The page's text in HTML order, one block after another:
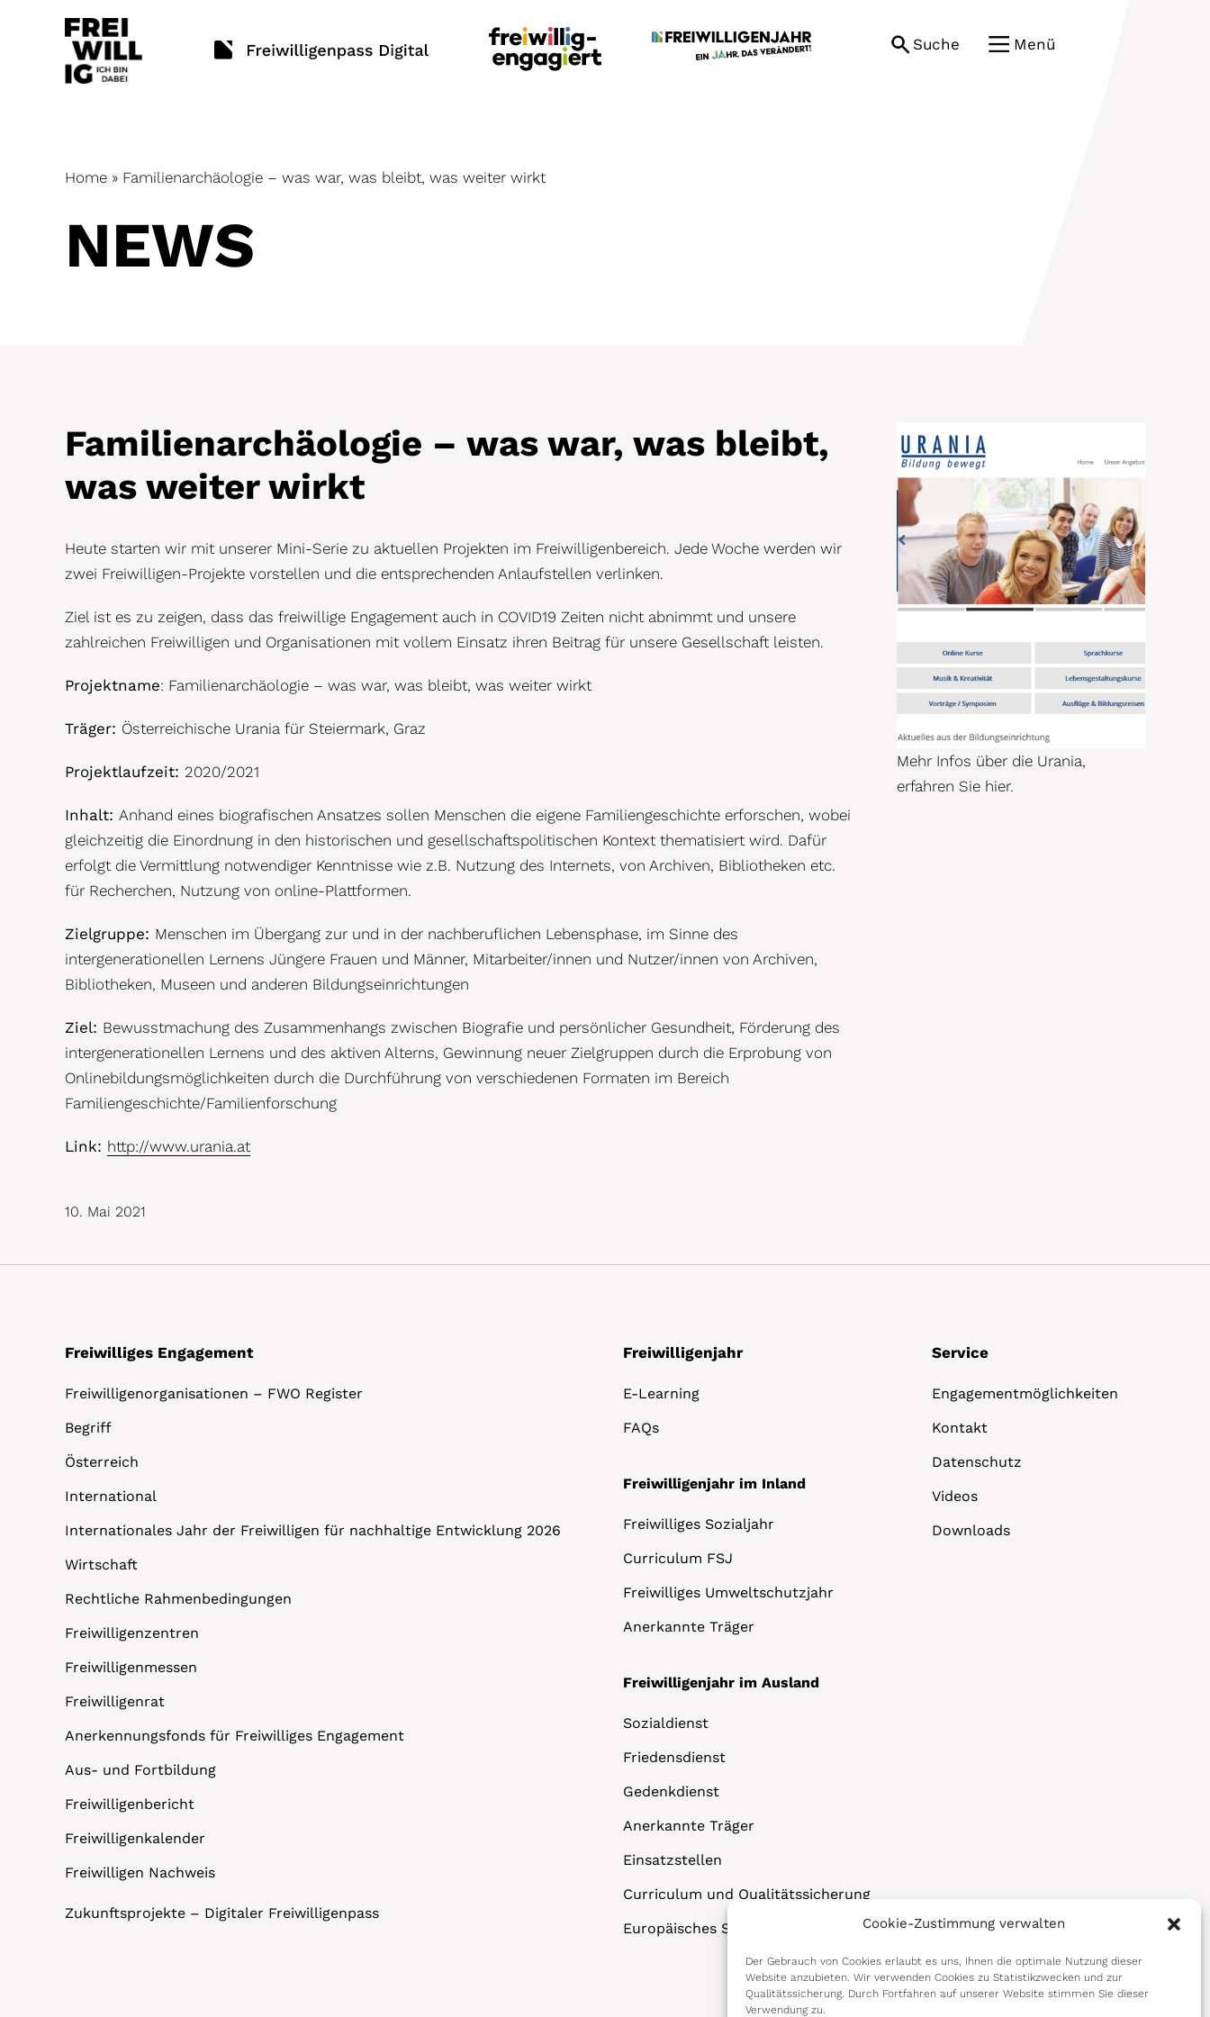
Cookie-Zustimmung verwalten
Der Gebrauch von Cookies erlaubt es uns, Ihnen die optimale Nutzung dieser
Website anzubieten. Wir verwenden Cookies zu Statistikzwecken und zur
Qualitätssicherung. Durch Fortfahren auf unserer Website stimmen Sie dieser
Verwendung zu.
Suche Menü
Home » Familienarchäologie – was war, was bleibt, was weiter wirkt
NEWS
Familienarchäologie – was war, was bleibt,
was weiter wirkt
Heute starten wir mit unserer Mini-Serie zu aktuellen Projekten im Freiwilligenbereich. Jede Woche werden wir
zwei Freiwilligen-Projekte vorstellen und die entsprechenden Anlaufstellen verlinken.
Ziel ist es zu zeigen, dass das freiwillige Engagement auch in COVID19 Zeiten nicht abnimmt und unsere
zahlreichen Freiwilligen und Organisationen mit vollem Einsatz ihren Beitrag für unsere Gesellschaft leisten.
Projektname: Familienarchäologie – was war, was bleibt, was weiter wirkt
Träger: Österreichische Urania für Steiermark, Graz
Projektlaufzeit: 2020/2021
Inhalt: Anhand eines biografischen Ansatzes sollen Menschen die eigene Familiengeschichte erforschen, wobei
gleichzeitig die Einordnung in den historischen und gesellschaftspolitischen Kontext thematisiert wird. Dafür
erfolgt die Vermittlung notwendiger Kenntnisse wie z.B. Nutzung des Internets, von Archiven, Bibliotheken etc.
für Recherchen, Nutzung von online-Plattformen.
Zielgruppe: Menschen im Übergang zur und in der nachberuflichen Lebensphase, im Sinne des
intergenerationellen Lernens Jüngere Frauen und Männer, Mitarbeiter/innen und Nutzer/innen von Archiven,
Bibliotheken, Museen und anderen Bildungseinrichtungen
Ziel: Bewusstmachung des Zusammenhangs zwischen Biografie und persönlicher Gesundheit, Förderung des
intergenerationellen Lernens und des aktiven Alterns, Gewinnung neuer Zielgruppen durch die Erprobung von
Onlinebildungsmöglichkeiten durch die Durchführung von verschiedenen Formaten im Bereich
Familiengeschichte/Familienforschung
Link: http://www.urania.at
Mehr Infos über die Urania,
erfahren Sie hier.
10. Mai 2021
Freiwilliges Engagement
Freiwilligenorganisationen – FWO Register
Begriff
Österreich
International
Internationales Jahr der Freiwilligen für nachhaltige Entwicklung 2026
Wirtschaft
Rechtliche Rahmenbedingungen
Freiwilligenzentren
Freiwilligenmessen
Freiwilligenrat
Anerkennungsfonds für Freiwilliges Engagement
Aus- und Fortbildung
Freiwilligenbericht
Freiwilligenkalender
Freiwilligen Nachweis
Zukunftsprojekte – Digitaler Freiwilligenpass
Freiwilligenjahr
E-Learning
FAQs
Freiwilligenjahr im Inland
Freiwilliges Sozialjahr
Curriculum FSJ
Freiwilliges Umweltschutzjahr
Anerkannte Träger
Freiwilligenjahr im Ausland
Sozialdienst
Friedensdienst
Gedenkdienst
Anerkannte Träger
Einsatzstellen
Curriculum und Qualitätssicherung
Europäisches Solidaritätskorps
Service
Engagementmöglichkeiten
Kontakt
Datenschutz
Videos
Downloads